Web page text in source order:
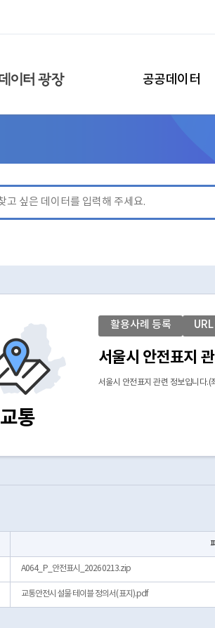
공공데이터
교통
활용사례 등록
서울시 안전표지
서울시 안전표지 관련 정보입니다.(
A064_P_안전표시_20260213.zip
교통안전시설물 테이블 정의서(표지).pdf